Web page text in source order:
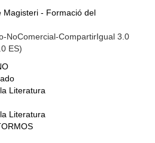
Magisteri - Formació del
NoComercial-CompartirIgual 3.0
ES)
Literatura
Literatura